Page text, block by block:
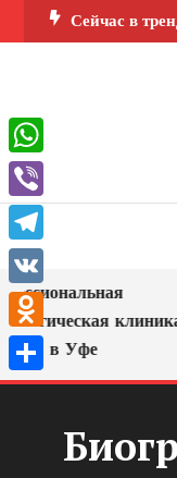
Перейти
к
Сейчас в
клиника
в Уфе
WhatsApp
Viber
Telegram
VK
Odnoklassniki
Отправить